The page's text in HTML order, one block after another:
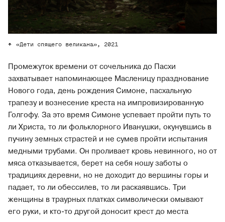
«Дети спящего великана», 2021
Промежуток времени от сочельника до Пасхи
захватывает напоминающее Масленицу празднование
Нового года, день рождения Симоне, пасхальную
трапезу и вознесение креста на импровизированную
Голгофу. За это время Симоне успевает пройти путь то
ли Христа, то ли фольклорного Иванушки, окунувшись в
пучину земных страстей и не сумев пройти испытания
медными трубами. Он проливает кровь невинного, но от
мяса отказывается, берет на себя ношу заботы о
традициях деревни, но не доходит до вершины горы и
падает, то ли обессилев, то ли раскаявшись. Три
женщины в траурных платках символически омывают
его руки, и кто-то другой доносит крест до места